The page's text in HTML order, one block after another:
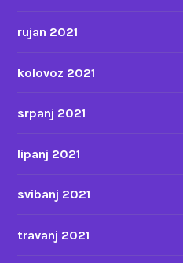
rujan 2021
kolovoz 2021
srpanj 2021
lipanj 2021
svibanj 2021
travanj 2021